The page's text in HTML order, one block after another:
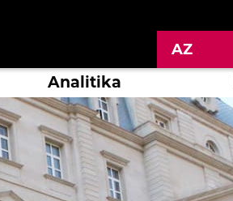
AZ
Analitika